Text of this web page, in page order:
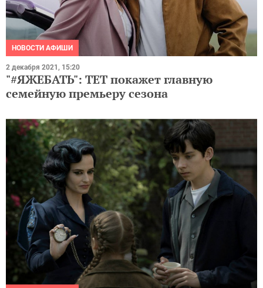
НОВОСТИ АФИШИ
2 декабря 2021, 15:20
"#ЯЖЕБАТЬ": ТЕТ покажет главную
семейную премьеру сезона